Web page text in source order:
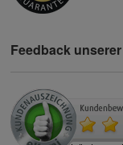
Feedback